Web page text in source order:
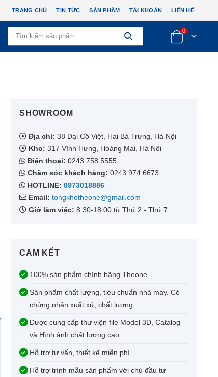
TRANG CHỦ TIN TỨC SẢN PHẨM TÀI KHOẢN LIÊN HỆ
0
SHOWROOM​
Địa chỉ: 38 Đại Cồ Việt, Hai Bà Trưng, Hà Nội
Kho: 317 Vĩnh Hưng, Hoàng Mai, Hà Nội
Điện thoại: 0243.758.5555
Chăm sóc khách hàng: 0243.974.6673
HOTLINE: 0973018886
Email: tongkhotheone@gmail.com
Giờ làm việc: 8:30-18:00 từ Thứ 2 - Thứ 7
CAM KẾT​
100% sản phẩm chính hãng Theone
Sản phẩm chất lượng, tiêu chuẩn nhà máy. Có
chứng nhận xuất xứ, chất lượng.
Được cung cấp thư viện file Model 3D, Catalog
và Hình ảnh chất lượng cao
Hỗ trợ tư vấn, thiết kế miễn phí
Hỗ trợ trình mẫu sản phẩm với chủ đầu tư